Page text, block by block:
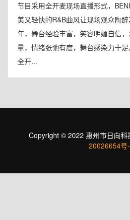
节目采用全开麦现场直播形式，
美又轻快的R&B曲风让现场观众陶
年，舞台经验丰富，笑容明媚自信
量，情绪张弛有度，舞台感染力十
全开...
Copyright © 2022 惠州市日向科
20026654号